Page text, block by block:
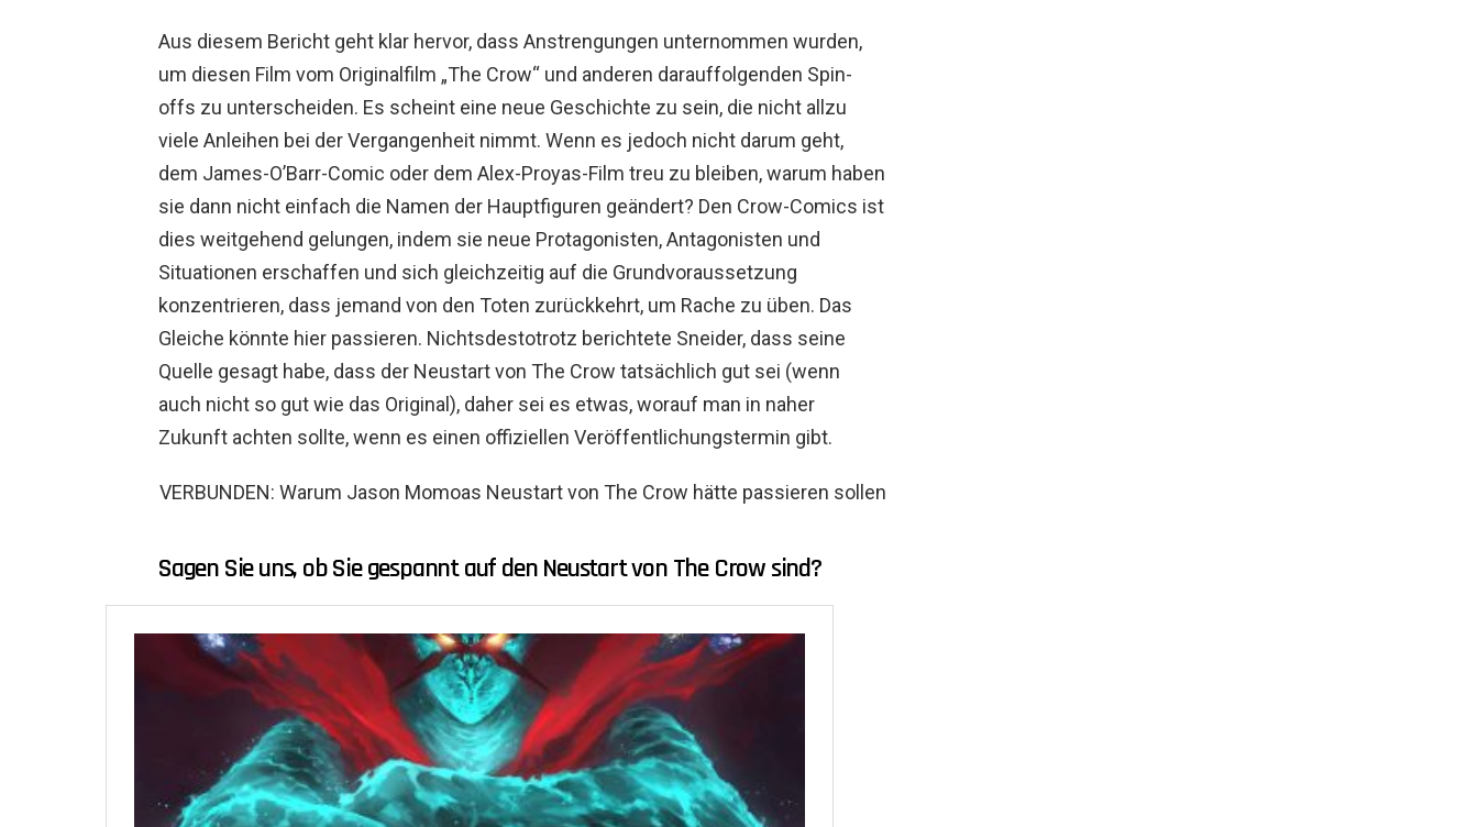
Aus diesem Bericht geht klar hervor, dass Anstrengungen unternommen wurden,
um diesen Film vom Originalfilm „The Crow“ und anderen darauffolgenden Spin-
offs zu unterscheiden. Es scheint eine neue Geschichte zu sein, die nicht allzu
viele Anleihen bei der Vergangenheit nimmt. Wenn es jedoch nicht darum geht,
dem James-O’Barr-Comic oder dem Alex-Proyas-Film treu zu bleiben, warum haben
sie dann nicht einfach die Namen der Hauptfiguren geändert? Den Crow-Comics ist
dies weitgehend gelungen, indem sie neue Protagonisten, Antagonisten und
Situationen erschaffen und sich gleichzeitig auf die Grundvoraussetzung
konzentrieren, dass jemand von den Toten zurückkehrt, um Rache zu üben. Das
Gleiche könnte hier passieren. Nichtsdestotrotz berichtete Sneider, dass seine
Quelle gesagt habe, dass der Neustart von The Crow tatsächlich gut sei (wenn
auch nicht so gut wie das Original), daher sei es etwas, worauf man in naher
Zukunft achten sollte, wenn es einen offiziellen Veröffentlichungstermin gibt.
VERBUNDEN: Warum Jason Momoas Neustart von The Crow hätte passieren sollen
Sagen Sie uns, ob Sie gespannt auf den Neustart von The Crow sind?